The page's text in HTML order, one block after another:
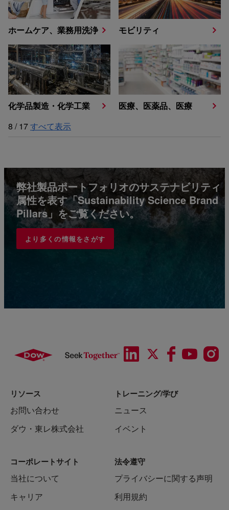
ホームケア、業務用洗浄 モビリティ
化学品製造・化学工業
医療、医薬品、医療
8 / 17すべて表示
弊社製品ポートフォリオのサステナビリティ
属性を表す「Sustainability Science Brand
Pillars」をご覧ください。
より多くの情報をさがす
リソース
お問い合わせ
ダウ・東レ株式会社
トレーニング/学び
ニュース
イベント
コーポレートサイト
当社について
キャリア
法令遵守
プライバシーに関する声明
利用規約